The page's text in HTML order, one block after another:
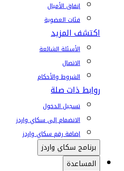
إنفاق الأميال
فئات العضوية
اكتشف المزيد
الأسئلة الشائعة
الاتصال
الشروط والأحكام
روابط ذات صلة
تسجيل الدخول
الانضمام إلى سكاي واردز
إضافة رقم سكاي واردز
برنامج سكاي واردز
المساعدة